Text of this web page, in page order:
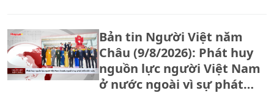
Bản tin Người Việt năm
Châu (9/8/2026): Phát huy
nguồn lực người Việt Nam
ở nước ngoài vì sự phát